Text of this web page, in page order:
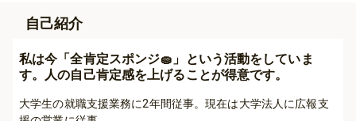
自己紹介
私は今「全肯定スポンジ🧽」という活動をしていま
す。人の自己肯定感を上げることが得意です。
大学生の就職支援業務に2年間従事。現在は大学法人に広報支